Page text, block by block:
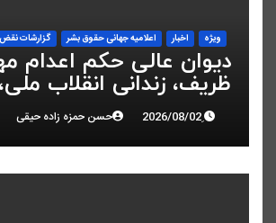
ویژه اخبار اعلاميه جهانی حقوق بشر گزارشات
دیوان عالی حکم اعدام
ظریف، زندانی انقلاب
کرد حسن حمزه زاده حیقی